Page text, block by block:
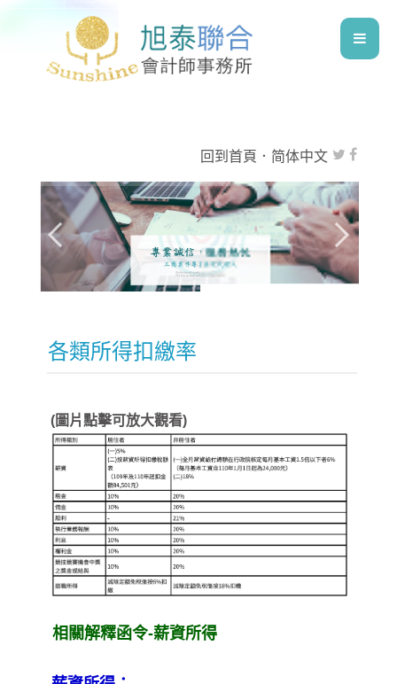
回到首頁 ． 简体中文
各類所得扣繳率
(圖片點擊可放大觀看)
相關解釋函令-薪資所得